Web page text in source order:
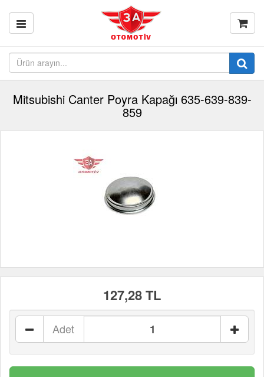
Mitsubishi Canter Poyra Kapağı 635-639-839-
859
127,28 TL
Adet